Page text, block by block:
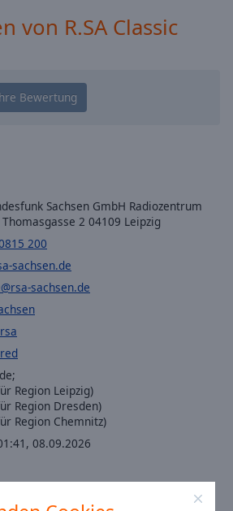
von R.SA Classic
Sachsen GmbH Radiozentrum
2 04109 Leipzig
200
sachsen.de
sachsen.de
Region Leipzig)
Region Dresden)
Region Chemnitz)
, 08.09.2026